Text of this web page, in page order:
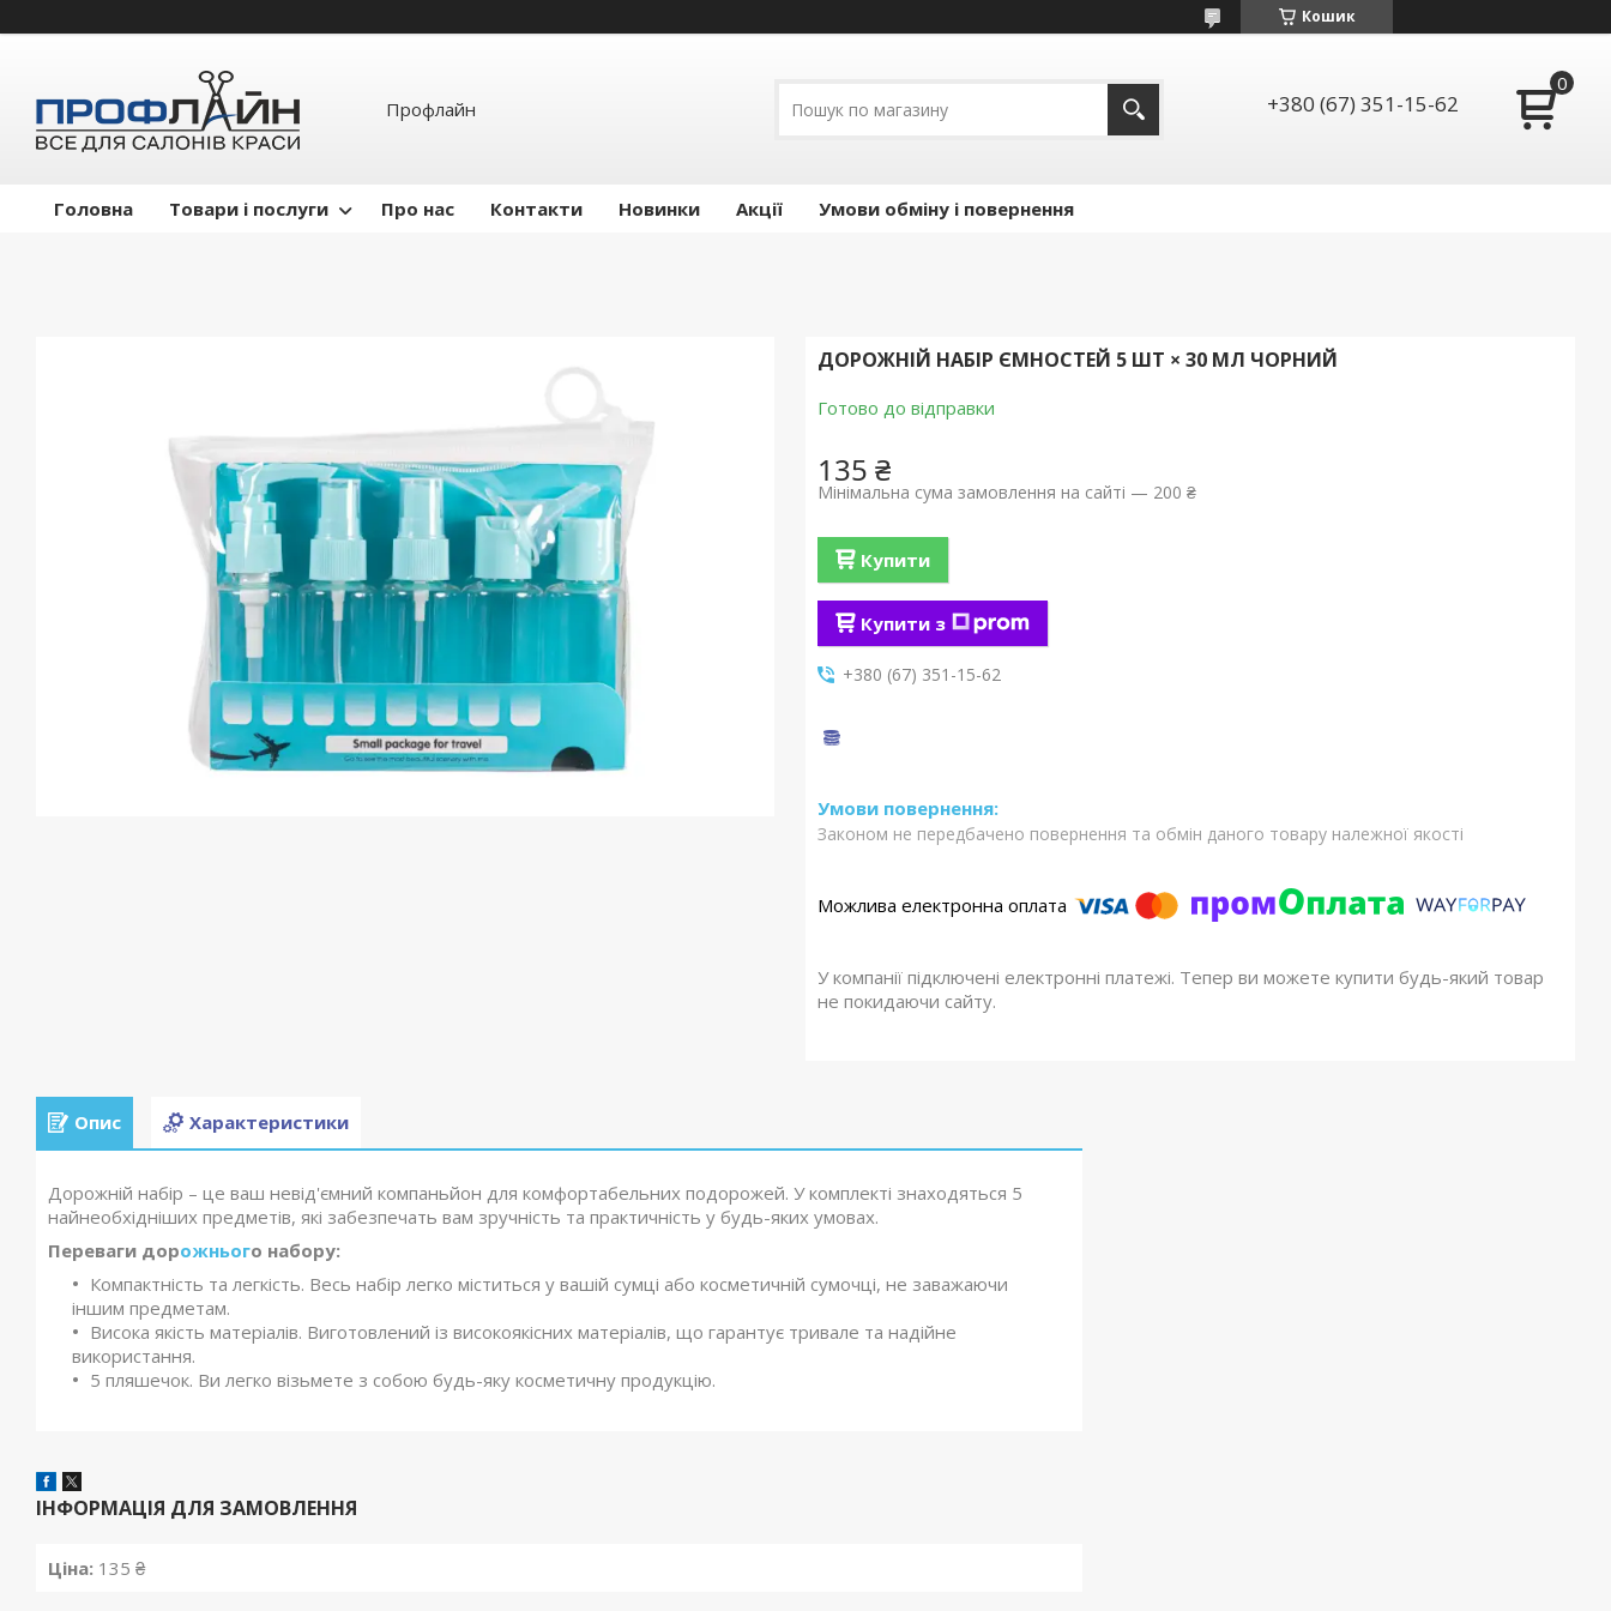
Кошик
Профлайн +380 (67) 351-15-62
Головна Товари і послуги Про нас Контакти Новинки Акції Умови обміну і повернення
ДОРОЖНІЙ НАБІР ЄМНОСТЕЙ 5 ШТ × 30 МЛ ЧОРНИЙ
Готово до відправки
135 ₴
Мінімальна сума замовлення на сайті — 200 ₴
Купити
Купити з
+380 (67) 351-15-62
Законом не передбачено повернення та обмін даного товару належної якості
У компанії підключені електронні платежі. Тепер ви можете купити будь-який товар
не покидаючи сайту.
Опис Характеристики
Дорожній набір – це ваш невід'ємний компаньйон для комфортабельних подорожей. У комплекті знаходяться 5
найнеобхідніших предметів, які забезпечать вам зручність та практичність у будь-яких умовах.
Переваги дорожнього набору:
Компактність та легкість. Весь набір легко міститься у вашій сумці або косметичній сумочці, не заважаючи
іншим предметам.
Висока якість матеріалів. Виготовлений із високоякісних матеріалів, що гарантує тривале та надійне
використання.
5 пляшечок. Ви легко візьмете з собою будь-яку косметичну продукцію.
ІНФОРМАЦІЯ ДЛЯ ЗАМОВЛЕННЯ
Ціна: 135 ₴